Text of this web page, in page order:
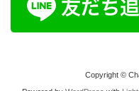
Copyright ©